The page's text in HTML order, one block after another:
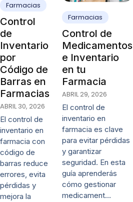
Farmacias
Control
de
Inventario
por
Código de
Barras en
Farmacias
ABRIL 30, 2026
El control de
inventario en
farmacia con
código de
barras reduce
errores, evita
pérdidas y
mejora la
Farmacias
Control de
Medicamentos
e Inventario
en tu
Farmacia
ABRIL 29, 2026
El control de
inventario en
farmacia es clave
para evitar pérdidas
y garantizar
seguridad. En esta
guía aprenderás
cómo gestionar
medicament…